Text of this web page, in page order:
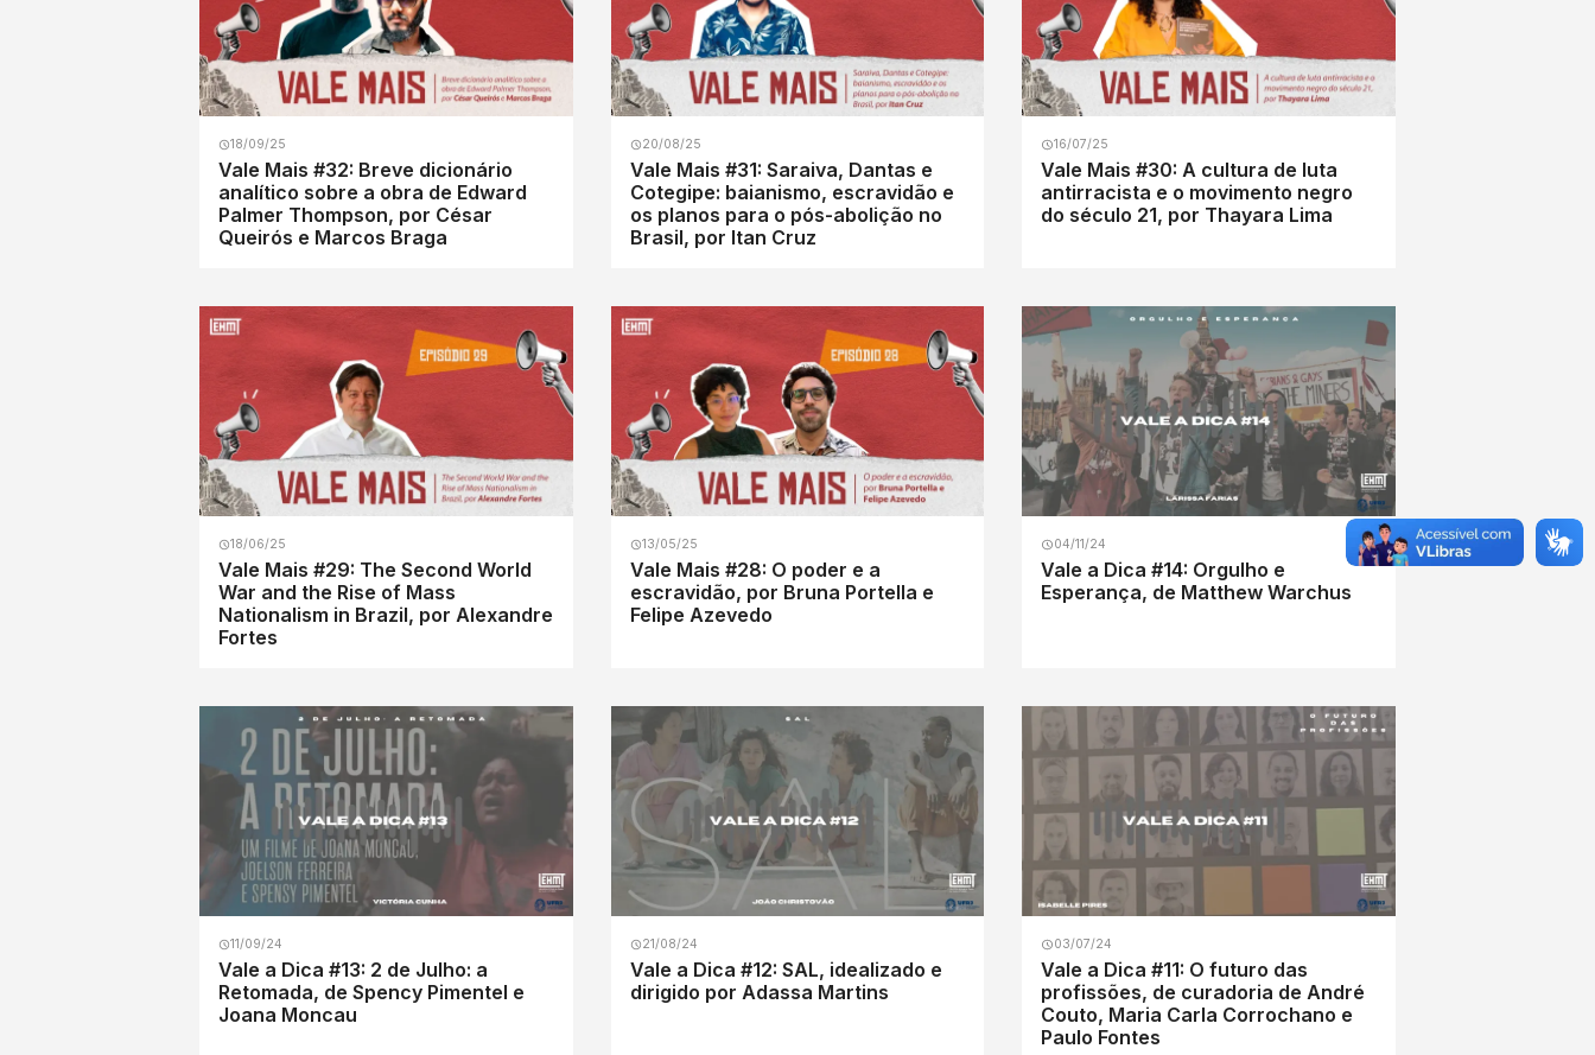
18/09/25
Vale Mais #32: Breve dicionário
analítico sobre a obra de Edward
Palmer Thompson, por César
Queirós e Marcos Braga
20/08/25
Vale Mais #31: Saraiva, Dantas e
Cotegipe: baianismo, escravidão e
os planos para o pós-abolição no
Brasil, por Itan Cruz
16/07/25
Vale Mais #30: A cultura de luta
antirracista e o movimento negro
do século 21, por Thayara Lima
18/06/25
Vale Mais #29: The Second World
War and the Rise of Mass
Nationalism in Brazil, por Alexandre
Fortes
13/05/25
Vale Mais #28: O poder e a
escravidão, por Bruna Portella e
Felipe Azevedo
04/11/24
Vale a Dica #14: Orgulho e
Esperança, de Matthew Warchus
11/09/24
Vale a Dica #13: 2 de Julho: a
Retomada, de Spency Pimentel e
Joana Moncau
21/08/24
Vale a Dica #12: SAL, idealizado e
dirigido por Adassa Martins
03/07/24
Vale a Dica #11: O futuro das
profissões, de curadoria de André
Couto, Maria Carla Corrochano e
Paulo Fontes